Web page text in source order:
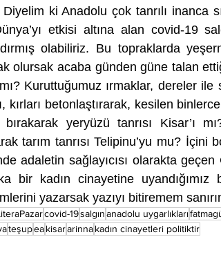
ki Anadolu çok tanrılı inanca
etkisi altına alan covid-19
olabiliriz. Bu topraklarda
olursak acaba günden güne talan
Kuruttuğumuz ırmaklar, dereler ile
kırları betonlaştırarak, kesilen
yeryüzü tanrısı Kisar’ı
tarım tanrısı Telipinu’yu mu? İçini
adaletin sağlayıcısı olarakta geçen
bir kadın cinayetine uyandığımız
yazarsak yazıyı bitiremem
covid-19salgınanadolu uygarlıkları
teşupeakisararinnakadın cinayetleri politiktir